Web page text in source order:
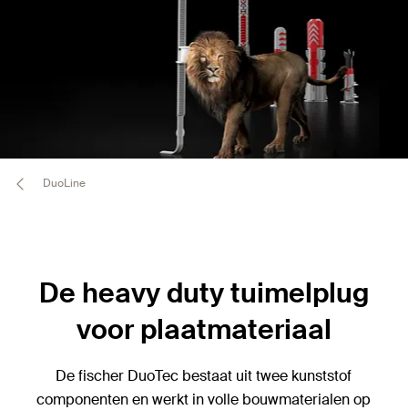
DuoLine
De heavy duty tuimelplug
voor plaatmateriaal
De fischer DuoTec bestaat uit twee kunststof
componenten en werkt in volle bouwmaterialen op